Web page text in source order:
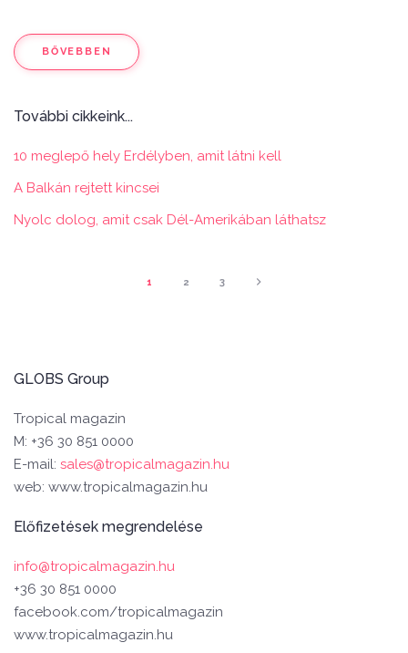
BŐVEBBEN
További cikkeink...
10 meglepő hely Erdélyben, amit látni kell
A Balkán rejtett kincsei
Nyolc dolog, amit csak Dél-Amerikában láthatsz
1 2 3
GLOBS Group
Tropical magazin
M: +36 30 851 0000
E-mail: sales@tropicalmagazin.hu
web: www.tropicalmagazin.hu
Előfizetések megrendelése
info@tropicalmagazin.hu
+36 30 851 0000
facebook.com/tropicalmagazin
www.tropicalmagazin.hu